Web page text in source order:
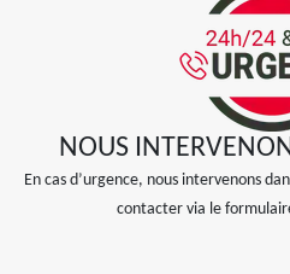
NOUS
En cas d’urgence, nous intervenons
contacter via le